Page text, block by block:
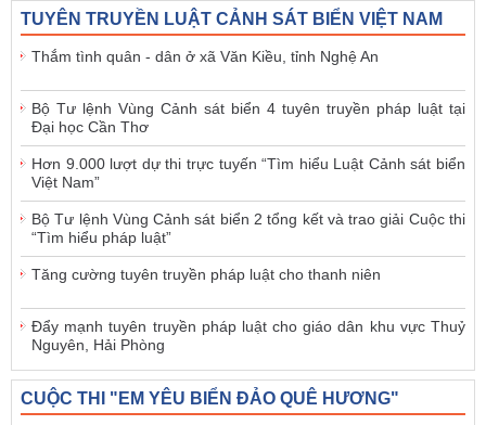
TUYÊN TRUYỀN LUẬT CẢNH SÁT BIỂN VIỆT NAM
Thắm tình quân - dân ở xã Văn Kiều, tỉnh Nghệ An
Bộ Tư lệnh Vùng Cảnh sát biển 4 tuyên truyền pháp luật tại
Đại học Cần Thơ
Hơn 9.000 lượt dự thi trực tuyến “Tìm hiểu Luật Cảnh sát biển
Việt Nam”
Bộ Tư lệnh Vùng Cảnh sát biển 2 tổng kết và trao giải Cuộc thi
“Tìm hiểu pháp luật”
Tăng cường tuyên truyền pháp luật cho thanh niên
Đẩy mạnh tuyên truyền pháp luật cho giáo dân khu vực Thuỷ
Nguyên, Hải Phòng
CUỘC THI "EM YÊU BIỂN ĐẢO QUÊ HƯƠNG"